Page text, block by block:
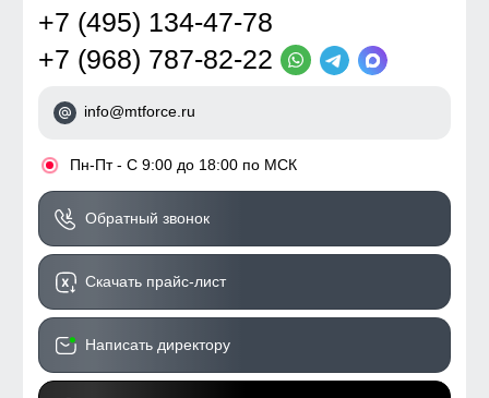
+7 (495) 134-47-78
+7 (968) 787-82-22
info@mtforce.ru
• Пн-Пт - С 9:00 до 18:00 по МСК
Обратный звонок
Скачать прайс-лист
Написать директору